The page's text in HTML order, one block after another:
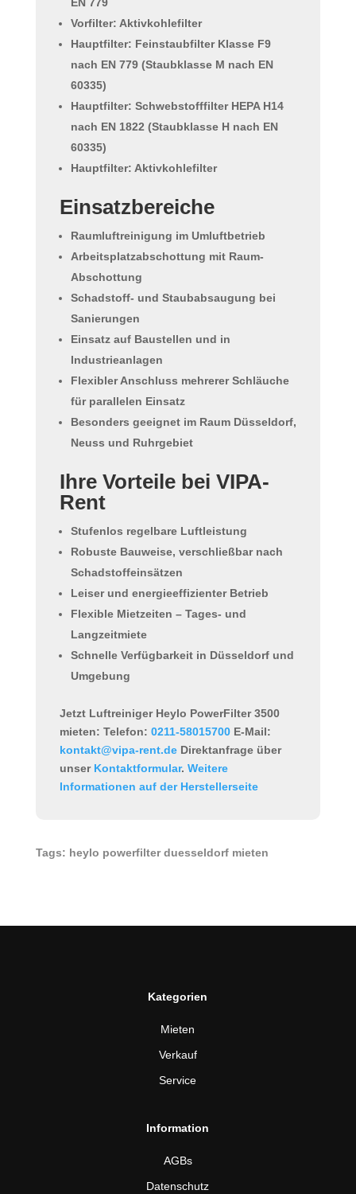
EN 779
Vorfilter: Aktivkohlefilter
Hauptfilter: Feinstaubfilter Klasse F9
nach EN 779 (Staubklasse M nach EN
60335)
Hauptfilter: Schwebstofffilter HEPA H14
nach EN 1822 (Staubklasse H nach EN
60335)
Hauptfilter: Aktivkohlefilter
Einsatzbereiche
Raumluftreinigung im Umluftbetrieb
Arbeitsplatzabschottung mit Raum-
Abschottung
Schadstoff- und Staubabsaugung bei
Sanierungen
Einsatz auf Baustellen und in
Industrieanlagen
Flexibler Anschluss mehrerer Schläuche
für parallelen Einsatz
Besonders geeignet im Raum Düsseldorf,
Neuss und Ruhrgebiet
Ihre Vorteile bei VIPA-
Rent
Stufenlos regelbare Luftleistung
Robuste Bauweise, verschließbar nach
Schadstoffeinsätzen
Leiser und energieeffizienter Betrieb
Flexible Mietzeiten – Tages- und
Langzeitmiete
Schnelle Verfügbarkeit in Düsseldorf und
Umgebung
Jetzt Luftreiniger Heylo PowerFilter 3500
mieten: Telefon: 0211-58015700E-Mail:
kontakt@vipa-rent.deDirektanfrage über
unser Kontaktformular. Weitere
Informationen auf der Herstellerseite
Tags: heylo powerfilter duesseldorf mieten
Kategorien
Mieten
Verkauf
Service
Information
AGBs
Datenschutz